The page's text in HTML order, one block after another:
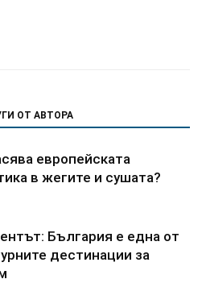
ОТ АВТОРА
европейската
в жегите и сушата?
България е една от
дестинации за